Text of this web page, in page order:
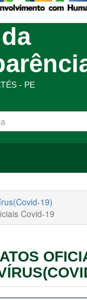
- PE
19)
Covid-19